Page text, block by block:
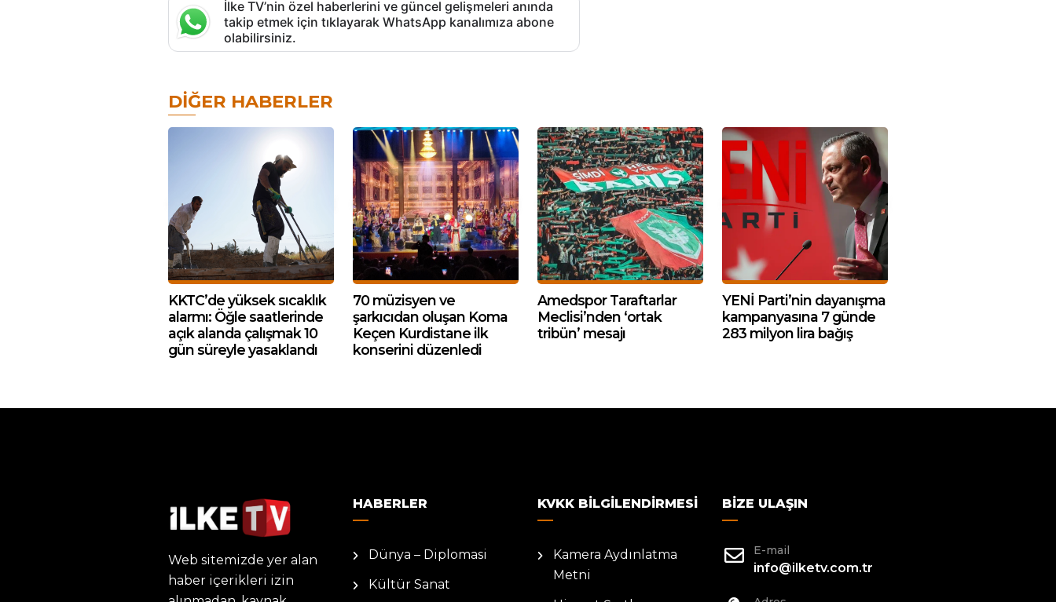
İlke TV’nin özel haberlerini ve güncel gelişmeleri anında
takip etmek için tıklayarak WhatsApp kanalımıza abone
olabilirsiniz.
DIĞER HABERLER
KKTC’de yüksek sıcaklık
alarmı: Öğle saatlerinde
açık alanda çalışmak 10
gün süreyle yasaklandı
70 müzisyen ve
şarkıcıdan oluşan Koma
Keçen Kurdistane ilk
konserini düzenledi
Amedspor Taraftarlar
Meclisi’nden ‘ortak
tribün’ mesajı
YENİ Parti’nin dayanışma
kampanyasına 7 günde
283 milyon lira bağış
Web sitemizde yer alan
haber içerikleri izin
HABERLER
Dünya – Diplomasi
Kültür Sanat
KVKK BILGILENDIRMESI
Kamera Aydınlatma
Metni
BIZE ULAŞIN
E-mail
info@ilketv.com.tr